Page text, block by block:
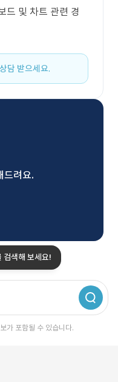
드 및 차트 관련 경
담 받으세요.
드려요.
검색해 보세요!
가 포함될 수 있습니다.